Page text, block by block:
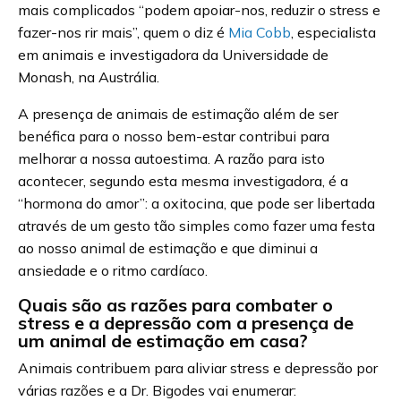
mais complicados “podem apoiar-nos, reduzir o stress e
fazer-nos rir mais”, quem o diz é Mia Cobb, especialista
em animais e investigadora da Universidade de
Monash, na Austrália.
A presença de animais de estimação além de ser
benéfica para o nosso bem-estar contribui para
melhorar a nossa autoestima. A razão para isto
acontecer, segundo esta mesma investigadora, é a
“hormona do amor”: a oxitocina, que pode ser libertada
através de um gesto tão simples como fazer uma festa
ao nosso animal de estimação e que diminui a
ansiedade e o ritmo cardíaco.
Quais são as razões para combater o
stress e a depressão com a presença de
um animal de estimação em casa?
Animais contribuem para aliviar stress e depressão por
várias razões e a Dr. Bigodes vai enumerar: